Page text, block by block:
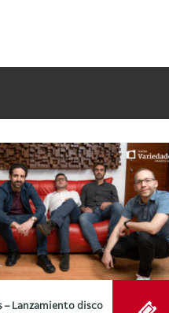
– Lanzamiento disco